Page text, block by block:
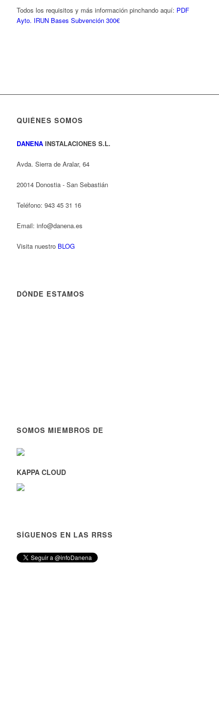
Todos los requisitos y más información pinchando aquí: PDF
Ayto. IRUN Bases Subvención 300€
QUIÉNES SOMOS
DANENAINSTALACIONES S.L.
Avda. Sierra de Aralar, 64
20014 Donostia - San Sebastián
Teléfono: 943 45 31 16
Email: info@danena.es
Visita nuestro BLOG
DÓNDE ESTAMOS
SOMOS MIEMBROS DE
KAPPA CLOUD
SÍGUENOS EN LAS RRSS